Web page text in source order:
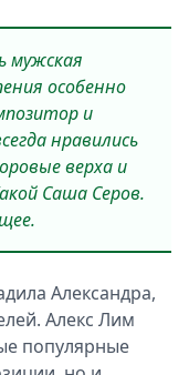
мужская
особенно
и
нравились
верха и
Саша Серов.
Александра,
Алекс Лим
популярные